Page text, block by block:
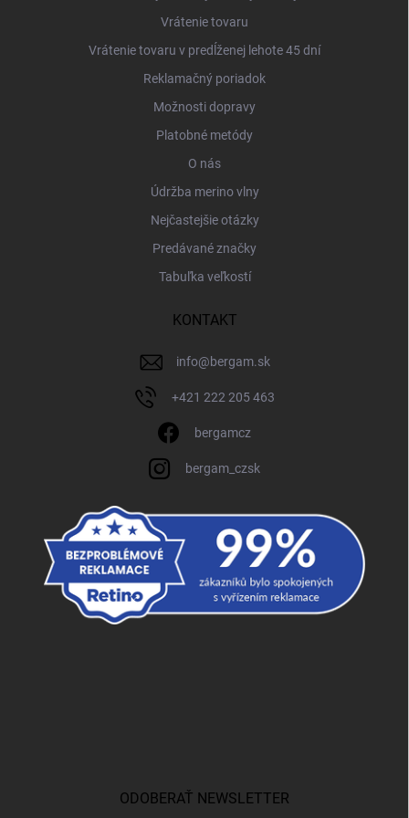
Vrátenie tovaru
Vrátenie tovaru v predĺženej lehote 45 dní
Reklamačný poriadok
Možnosti dopravy
Platobné metódy
O nás
Údržba merino vlny
Nejčastejšie otázky
Predávané značky
Tabuľka veľkostí
KONTAKT
info@bergam.sk
+421 222 205 463
bergamcz
bergam_czsk
ODOBERAŤ NEWSLETTER